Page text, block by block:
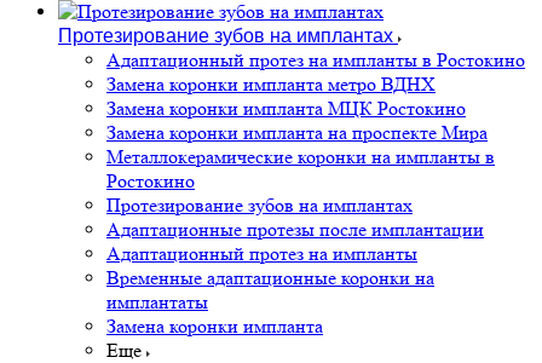
Протезирование зубов на имплантах
Адаптационный протез на импланты в Ростокино
Замена коронки импланта метро ВДНХ
Замена коронки импланта МЦК Ростокино
Замена коронки импланта на проспекте Мира
Металлокерамические коронки на импланты в
Ростокино
Протезирование зубов на имплантах
Адаптационные протезы после имплантации
Адаптационный протез на импланты
Временные адаптационные коронки на
имплантаты
Замена коронки импланта
Еще